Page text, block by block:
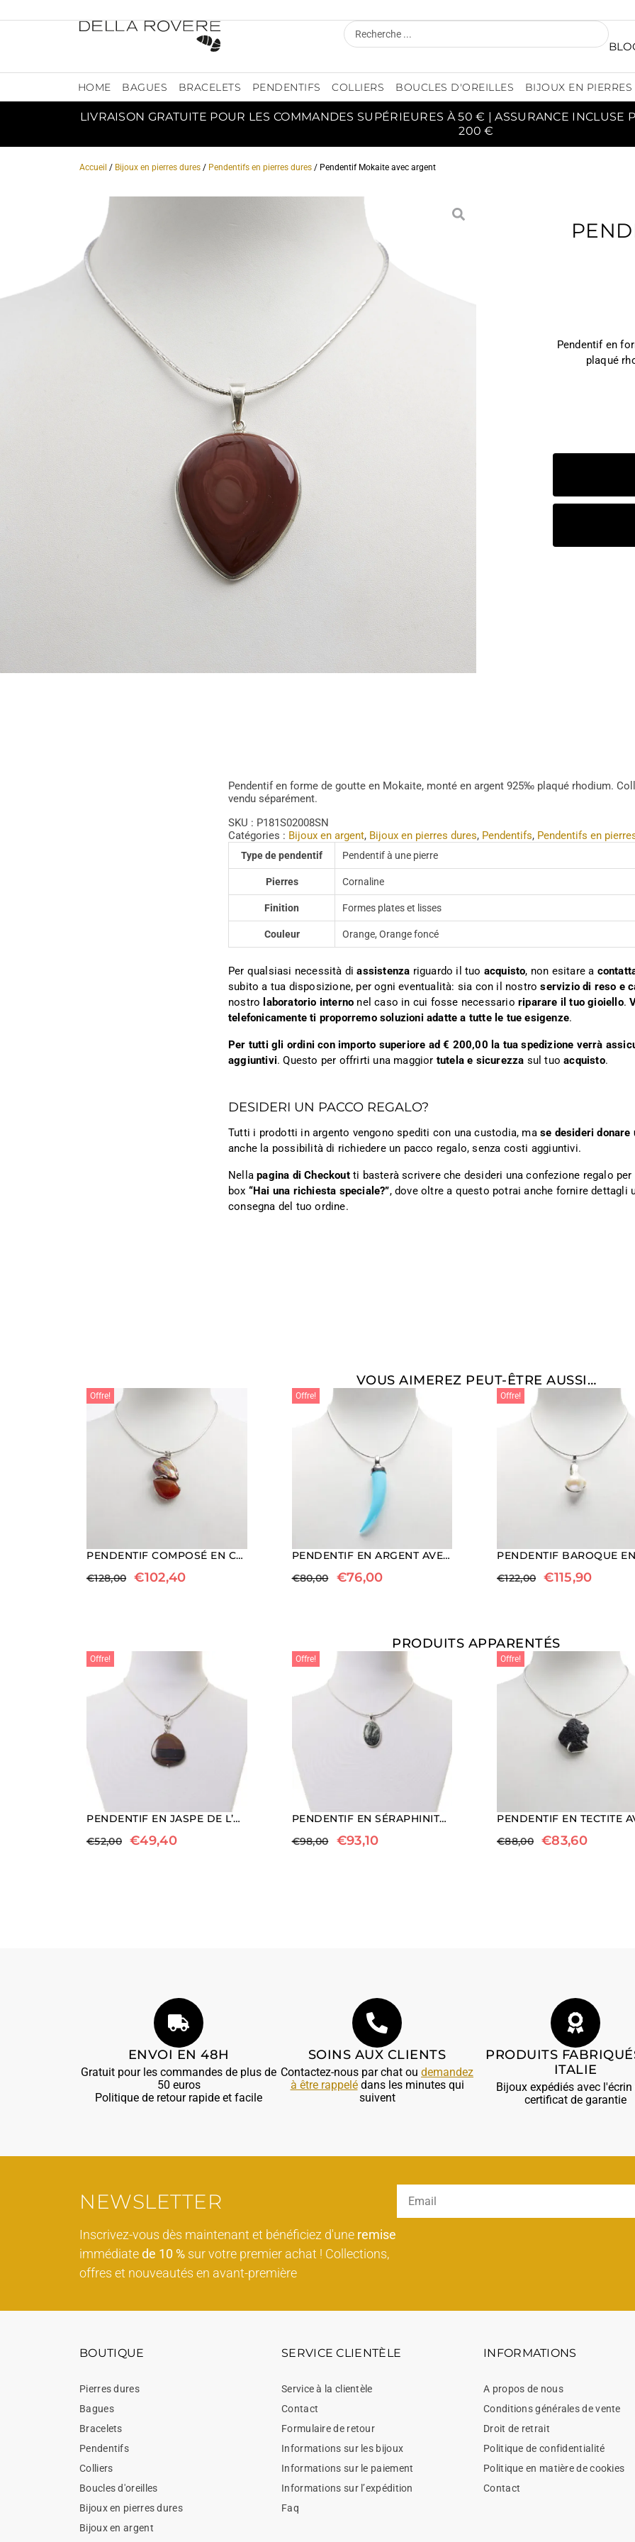
HOME BAGUES BRACELETS PENDENTIFS COLLIERS BOUCLES D'OREILLES BIJOUX EN PIERRES
LIVRAISON GRATUITE POUR LES COMMANDES SUPÉRIEURES À 50 € | ASSURANCE INCLUSE
200 €
Accueil / Bijoux en pierres dures / Pendentifs en pierres dures / Pendentif Mokaite avec argent
Pendentif en
plaqué
Pendentif en forme de goutte en Mokaite, monté en argent 925‰ plaqué rhodium.
vendu séparément.
SKU : P181S02008SN
Catégories : Bijoux en argent, Bijoux en pierres dures, Pendentifs, Pendentifs en
Type de pendentif Pendentif à une pierre
Pierres Cornaline
Finition Formes plates et lisses
Couleur Orange, Orange foncé
Per qualsiasi necessità diassistenza riguardo il tuo acquisto, non esitare a
subito a tua disposizione, per ogni eventualità: sia con il nostroservizio di reso e
nostro laboratorio interno nel caso in cui fosse necessarioriparare il tuo gioiello.
telefonicamente ti proporremo soluzioni adatte a tutte le tue esigenze.
Per tutti gli ordini con importo superiore ad € 200,00 la tua spedizione verrà
aggiuntivi. Questo per offrirti una maggior tutela e sicurezza sul tuoacquisto.
DESIDERI UN PACCO REGALO?
Tutti i prodotti in argento vengono spediti con una custodia, ma se desideri donare
anche la possibilità di richiedere un pacco regalo, senza costi aggiuntivi.
Nellapagina di Checkoutti basterà scrivere che desideri una confezione regalo per
box “Hai una richiesta speciale?”, dove oltre a questo potrai anche fornire dettagli
consegna del tuo ordine.
VOUS AIMEREZ PEUT-ÊTRE AUSSI…
Offre!
PENDENTIF COMPOSÉ EN CORNALINE ET PERLE, AVEC ARGENT
€128,00 €102,40
Offre!
PENDENTIF EN ARGENT AVEC DÉFENSE EN PÂTE DE TURQUOISE
€80,00 €76,00
Offre!
€122,00 €115,90
PRODUITS APPARENTÉS
Offre!
PENDENTIF EN JASPE DE L’ARRIÈRE-PAYS
€52,00 €49,40
Offre!
PENDENTIF EN SÉRAPHINITE ET ARGENT
€98,00 €93,10
Offre!
€88,00 €83,60
ENVOI EN 48H
Gratuit pour les commandes de plus de
50 euros
Politique de retour rapide et facile
SOINS AUX CLIENTS
Contactez-nous par chat ou demandez
à être rappelédans les minutes qui
suivent
PRODUITS
ITALIE
Bijoux expédiés avec l'écrin
certificat de garantie
NEWSLETTER
Inscrivez-vous dès maintenant et bénéficiez d'une remise
immédiatede 10 % sur votre premier achat ! Collections,
offres et nouveautés en avant-première
BOUTIQUE
Pierres dures
Bagues
Bracelets
Pendentifs
Colliers
Boucles d'oreilles
Bijoux en pierres dures
Bijoux en argent
SERVICE CLIENTÈLE
Service à la clientèle
Contact
Formulaire de retour
Informations sur les bijoux
Informations sur le paiement
Informations sur l’expédition
Faq
INFORMATIONS
A propos de nous
Conditions générales de vente
Droit de retrait
Politique de confidentialité
Politique en matière de cookies
Contact